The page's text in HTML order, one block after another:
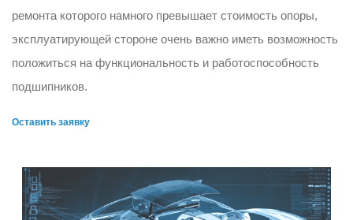
ремонта которого намного превышает стоимость опоры,
эксплуатирующей стороне очень важно иметь возможность
положиться на функциональность и работоспособность
подшипников.
Оставить заявку